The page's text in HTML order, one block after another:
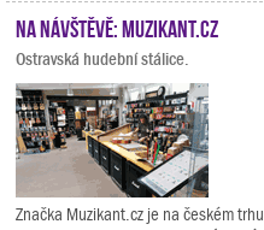
Na návštěvě: Muzikant.cz
Ostravská hudební stálice.
Značka Muzikant.cz je na českém